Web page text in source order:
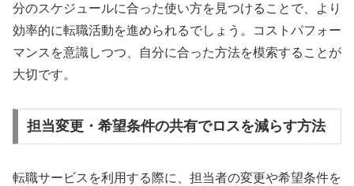
分のスケジュールに合った使い方を見つけることで、より
効率的に転職活動を進められるでしょう。コストパフォー
マンスを意識しつつ、自分に合った方法を模索することが
大切です。
担当変更・希望条件の共有でロスを減らす方法
転職サービスを利用する際に、担当者の変更や希望条件を